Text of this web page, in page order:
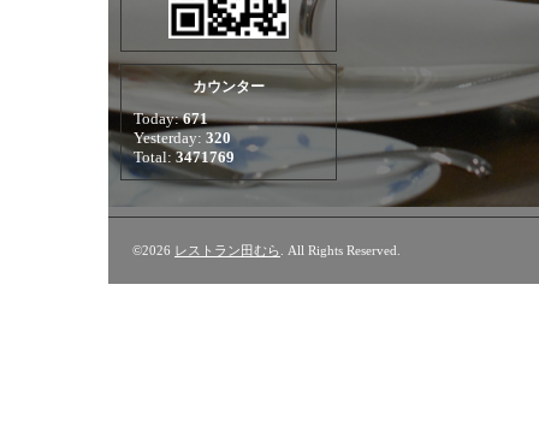
カウンター
Today:671
Yesterday: 320
Total: 3471769
©2026 レストラン田むら . All Rights Reserved.